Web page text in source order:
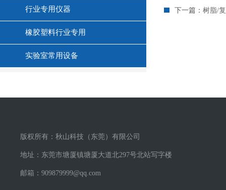
行业专用仪器
橡胶塑料行业专用
实验室常用设备
下一篇： 树脂/
版权所有：秋山科技（东莞）有限公司
地址：东莞市塘厦镇塘厦大道北297号北站写字楼
邮箱：909879999@qq.com